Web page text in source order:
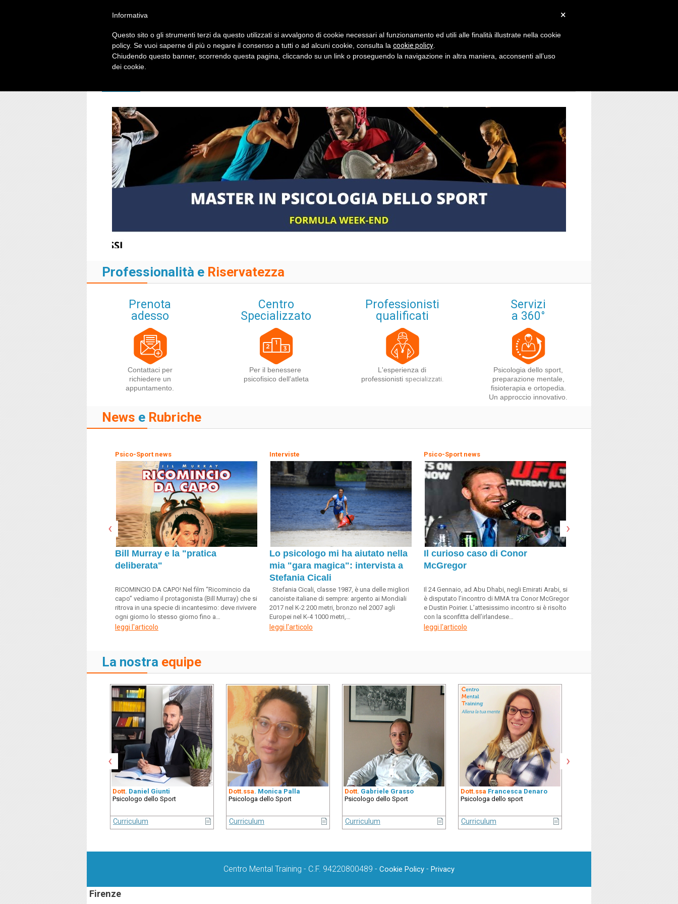
Professionalità e Riservatezza
Prenota
adesso
Contattaci per
richiedere un
appuntamento.
Centro
Specializzato
Per il benessere
psicofisico dell'atleta
Professionisti
qualificati
L'esperienza di
professionisti specializzati.
Servizi
a 360°
Psicologia dello sport,
preparazione mentale,
fisioterapia e ortopedia.
Un approccio innovativo.
News e Rubriche
Psico-Sport news
Bill Murray e la "pratica
deliberata"
RICOMINCIO DA CAPO! Nel film “Ricomincio da
capo” vediamo il protagonista (Bill Murray) che si
ritrova in una specie di incantesimo: deve rivivere
ogni giorno lo stesso giorno fino a…
leggi l'articolo
Interviste
Lo psicologo mi ha aiutato nella
mia "gara magica": intervista a
Stefania Cicali
Stefania Cicali, classe 1987, è una delle migliori
canoiste italiane di sempre: argento ai Mondiali
2017 nel K-2 200 metri, bronzo nel 2007 agli
Europei nel K-4 1000 metri,…
leggi l'articolo
Psico-Sport news
Il curioso caso di Conor
McGregor
Il 24 Gennaio, ad Abu Dhabi, negli Emirati Arabi, si
è disputato l’incontro di MMA tra Conor McGregor
e Dustin Poirier. L’attesissimo incontro si è risolto
con la sconfitta dell’irlandese…
leggi l'articolo
Psico-Sport news
Il vero campione cade
Uno dei compititi
quello di aiutare l’atleta ad
infatti si tratta di un evento
può avere conseguenze assai
uno…
leggi l'articolo
‹ ›
La nostra equipe
Dott. Daniel Giunti
Psicologo dello Sport
Curriculum
Dott.ssa. Monica Palla
Psicologa dello Sport
Curriculum
Dott. Gabriele Grasso
Psicologo dello Sport
Curriculum
Dott.ssa Francesca Denaro
Psicologa dello sport
Curriculum
. Giacomo Boganini
Psicologo dello Sport
Curriculum
‹ ›
Centro Mental Training - C.F. 94220800489 - Cookie Policy - Privacy
Firenze
×
Informativa
Questo sito o gli strumenti terzi da questo utilizzati si avvalgono di cookie necessari al funzionamento ed utili alle finalità illustrate nella cookie
policy. Se vuoi saperne di più o negare il consenso a tutti o ad alcuni cookie, consulta la cookie policy
Chiudendo questo banner, scorrendo questa pagina, cliccando su un link o proseguendo la navigazione in altra maniera, acconsenti all’uso
dei cookie.